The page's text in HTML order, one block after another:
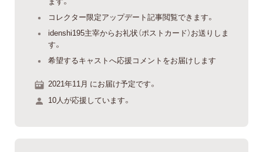
コレクター限定アップデート記事閲覧できます。
idenshi195主宰からお礼状（ポストカード）お送りしま
す。
希望するキャストへ応援コメントをお届けします
2021年11月 にお届け予定です。
10人が応援しています。